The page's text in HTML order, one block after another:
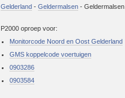
Gelderland - Geldermalsen- Geldermalsen
P2000 oproep voor:
Monitorcode Noord en Oost Gelderland
GMS koppelcode voertuigen
0903286
0903584